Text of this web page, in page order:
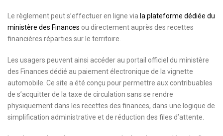
Le règlement peut s’effectuer en ligne via la plateforme dédiée du
ministère des Finances ou directement auprès des recettes
financières réparties sur le territoire.
Les usagers peuvent ainsi accéder au portail officiel du ministère
des Finances dédié au paiement électronique de la vignette
automobile. Ce site a été conçu pour permettre aux contribuables
de s’acquitter de la taxe de circulation sans se rendre
physiquement dans les recettes des finances, dans une logique de
simplification administrative et de réduction des files d’attente.